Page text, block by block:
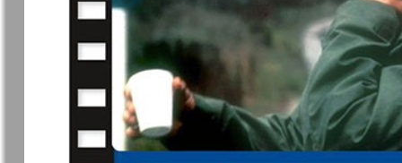
3
25
31
Русский вояж
Архив необновляющихся на сайте изданий